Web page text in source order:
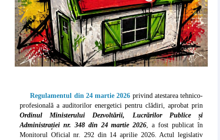
Regulamentul din 24 martie 2026 privind atestarea tehnico-
profesională a auditorilor energetici pentru clădiri, aprobat prin
Ordinul Ministerului Dezvoltării, Lucrărilor Publice și
Administrației nr. 348 din 24 martie 2026, a fost publicat în
Monitorul Oficial nr. 292 din 14 aprilie 2026. Actul legislativ